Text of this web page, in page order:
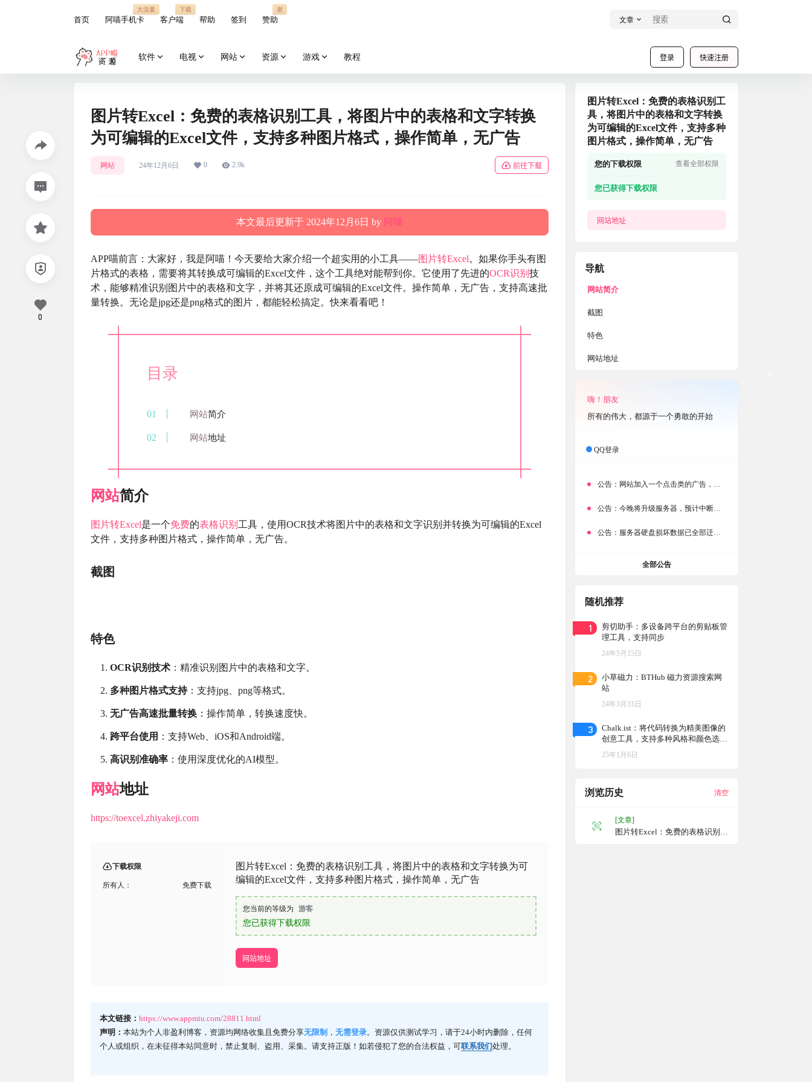
首页 阿喵手机卡
大流量
客户端
下载
帮助 签到 赞助
谢
文章
登录 快速注册
软件 电视 网站 资源 游戏 教程
图片转Excel：免费的表格识别工具，将图片中的表格和文字转换
为可编辑的Excel文件，支持多种图片格式，操作简单，无广告
网站 24年12月6日 0 2.9k 前往下载
本文最后更新于 2024年12月6日 by 阿喵
APP喵前言：大家好，我是阿喵！今天要给大家介绍一个超实用的小工具——图片转Excel。如果你手头有图
片格式的表格，需要将其转换成可编辑的Excel文件，这个工具绝对能帮到你。它使用了先进的OCR识别 技
术，能够精准识别图片中的表格和文字，并将其还原成可编辑的Excel文件。操作简单，无广告，支持高速批
量转换。无论是jpg还是png格式的图片，都能轻松搞定。快来看看吧！
目录
网站简介
网站地址
网站简介
图片转Excel是一个免费的表格识别 工具，使用OCR技术将图片中的表格和文字识别并转换为可编辑的Excel
文件，支持多种图片格式，操作简单，无广告。
截图
特色
OCR识别技术 ：精准识别图片中的表格和文字。
多种图片格式支持：支持jpg、png等格式。
无广告高速批量转换 ：操作简单，转换速度快。
跨平台使用 ：支持Web、iOS和Android端。
高识别准确率 ：使用深度优化的AI模型。
网站地址
https://toexcel.zhiyakeji.com
下载权限
所有人： 免费下载
图片转Excel：免费的表格识别工具，将图片中的表格和文字转换为可
编辑的Excel文件，支持多种图片格式，操作简单，无广告
您当前的等级为 游客
您已获得下载权限
网站地址
本文链接： https://www.appmiu.com/28811.html
声明： 本站为个人非盈利博客，资源均网络收集且免费分享无限制 ， 无需登录。资源仅供测试学习，请于24小时内删除，任何
个人或组织，在未征得本站同意时，禁止复制、盗用、采集。请支持正版！如若侵犯了您的合法权益，可联系我们处理。
0
图片转Excel：免费的表格识别工
具，将图片中的表格和文字转换
为可编辑的Excel文件，支持多种
图片格式，操作简单，无广告
您的下载权限 查看全部权限
您已获得下载权限
网站地址
导航
网站简介
截图
特色
网站地址
嗨！朋友
所有的伟大，都源于一个勇敢的开始
QQ登录
公告： 网站加入一个点击类的广告，大家点击下载按钮需要注意
公告： 今晚将升级服务器，预计中断时常为1分钟
公告： 服务器硬盘损坏数据已全部迁移备份，网站恢复完成！
全部公告
随机推荐
1
剪切助手：多设备跨平台的剪贴板管
理工具，支持同步
24年5月15日
2
小草磁力：BTHub 磁力资源搜索网
站
24年3月31日
3
Chalk.ist：将代码转换为精美图像的
创意工具，支持多种风格和颜色选
择，让代码展示更具视觉吸引力，用
于演示等多种场景
25年1月6日
浏览历史 清空
[文章]
图片转Excel：免费的表格识别工